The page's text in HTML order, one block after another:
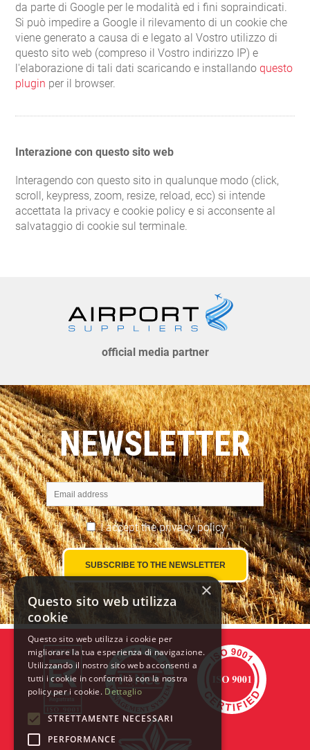
da parte di Google per le modalità ed i fini sopraindicati.
Si può impedire a Google il rilevamento di un cookie che
viene generato a causa di e legato al Vostro utilizzo di
questo sito web (compreso il Vostro indirizzo IP) e
l'elaborazione di tali dati scaricando e installandoquesto
plugin per il browser.
Interazione con questo sito web
Interagendo con questo sito in qualunque modo (click,
scroll, keypress, zoom, resize, reload, ecc) si intende
accettata la privacy e cookie policy e si acconsente al
salvataggio di cookie sul terminale.
official media partner
NEWSLETTER
I accept theprivacy policy
×
Questo sito web utilizza
cookie
Questo sito web utilizza i cookie per
migliorare la tua esperienza di navigazione.
Utilizzando il nostro sito web acconsenti a
tutti i cookie in conformità con la nostra
policy per i cookie. Dettaglio
STRETTAMENTE NECESSARI
PERFORMANCE